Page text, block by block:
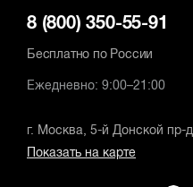
8 (800) 350-55-91
Бесплатно по России
Ежедневно: 9:00–21:00
г. Москва, 5-й Донской пр-
Показать на карте